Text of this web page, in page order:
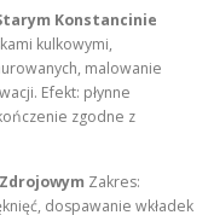
Konstancinie
kulkowymi,
malowanie
Efekt: płynne
zgodne z
Zakres:
dospawanie wkładek